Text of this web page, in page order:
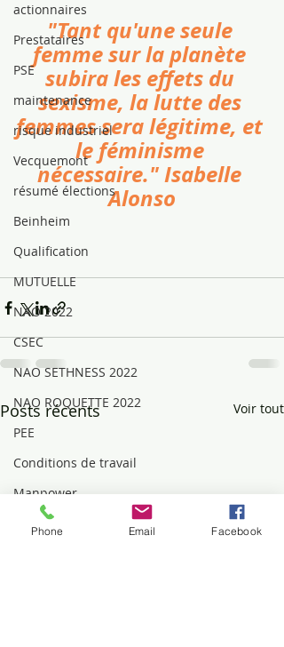
actionnaires
Prestataires
PSE
maintenance
risque industriel
Vecquemont
résumé élections
Beinheim
Qualification
MUTUELLE
NAO 2022
CSEC
NAO SETHNESS 2022
NAO ROQUETTE 2022
PEE
Conditions de travail
Manpower
Avantage
"Tant qu'une seule
femme sur la planète
subira les effets du
sexisme, la lutte des
femmes sera légitime, et
le féminisme
nécessaire." Isabelle
Alonso
Posts récents Voir tout
Phone Email Facebook